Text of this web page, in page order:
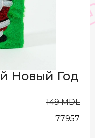
Новый Год
149 MDL
77957